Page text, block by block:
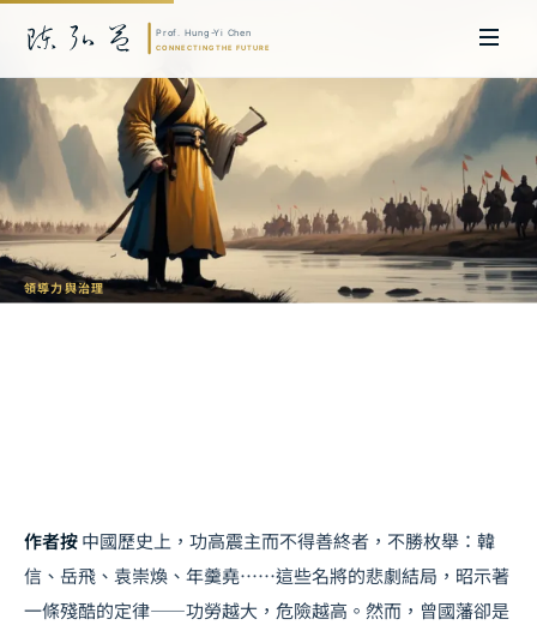
領導力與治理
作者按中國歷史上，功高震主而不得善終者，不勝枚舉：韓
信、岳飛、袁崇煥、年羹堯……這些名將的悲劇結局，昭示著
一條殘酷的定律——功勞越大，危險越高。然而，曾國藩卻是